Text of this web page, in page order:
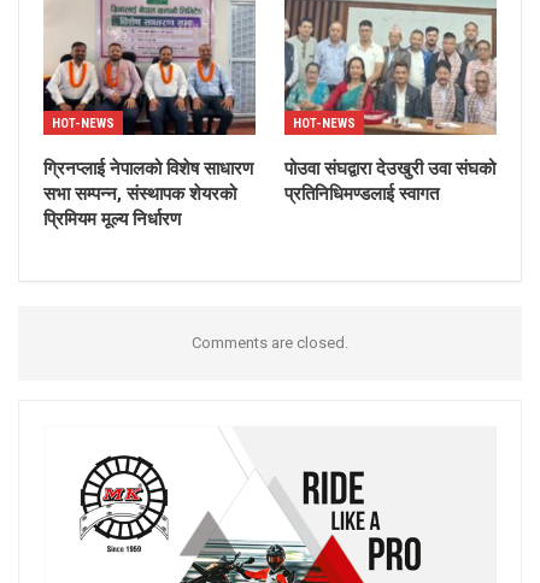
HOT-NEWS
ग्रिनप्लाई नेपालको विशेष साधारण
सभा सम्पन्न, संस्थापक शेयरको
प्रिमियम मूल्य निर्धारण
HOT-NEWS
पोउवा संघद्वारा देउखुरी उवा संघको
प्रतिनिधिमण्डलाई स्वागत
Comments are closed.